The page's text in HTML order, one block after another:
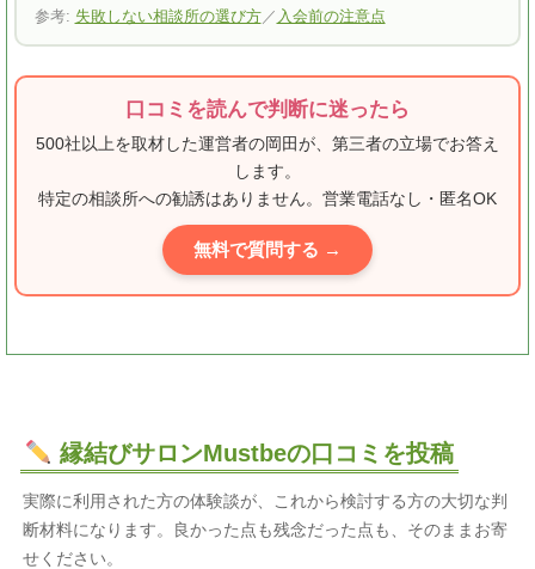
参考: 失敗しない相談所の選び方／ 入会前の注意点
口コミを読んで判断に迷ったら
500社以上を取材した運営者の岡田が、第三者の立場でお答え
します。
特定の相談所への勧誘はありません。営業電話なし・匿名OK
無料で質問する →
縁結びサロンMustbeの口コミを投稿
実際に利用された方の体験談が、これから検討する方の大切な判
断材料になります。良かった点も残念だった点も、そのままお寄
せください。